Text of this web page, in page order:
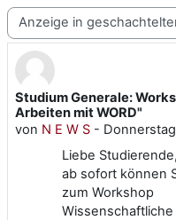
Anzeigemodus
Studium Generale:
Arbeiten mit WORD"
von N E W S -
Anzahl Antworten: 0
Liebe Studierende,
ab sofort können
zum Workshop